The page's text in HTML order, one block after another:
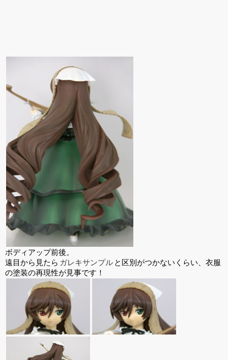
ボディアップ前後。
遠目から見たら ガレキサンプル と区別がつかないくらい、衣服
の塗装の再現性が見事です！